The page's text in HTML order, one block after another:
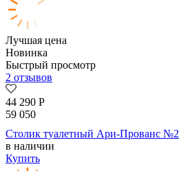
Лучшая цена
Новинка
Быстрый просмотр
2 отзывов
44 290 Р
59 050
Столик туалетный Ари-Прованс №2
в наличии
Купить